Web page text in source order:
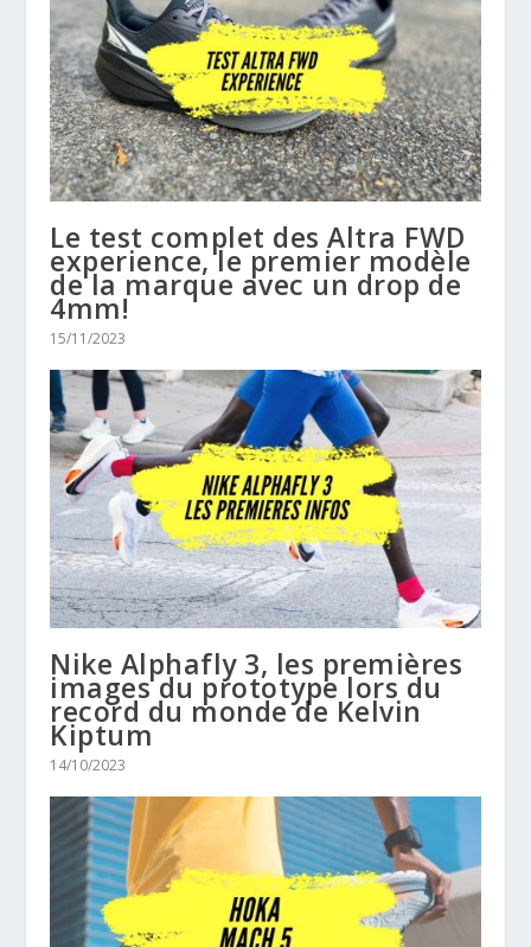
Le test complet des Altra FWD
experience, le premier modèle
de la marque avec un drop de
4mm!
15/11/2023
Nike Alphafly 3, les premières
images du prototype lors du
record du monde de Kelvin
Kiptum
14/10/2023